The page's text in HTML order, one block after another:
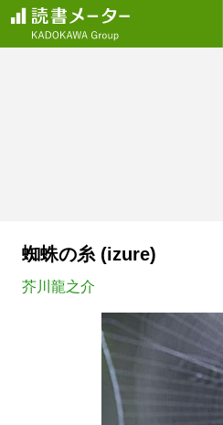
蜘蛛の糸 (izure)
芥川龍之介